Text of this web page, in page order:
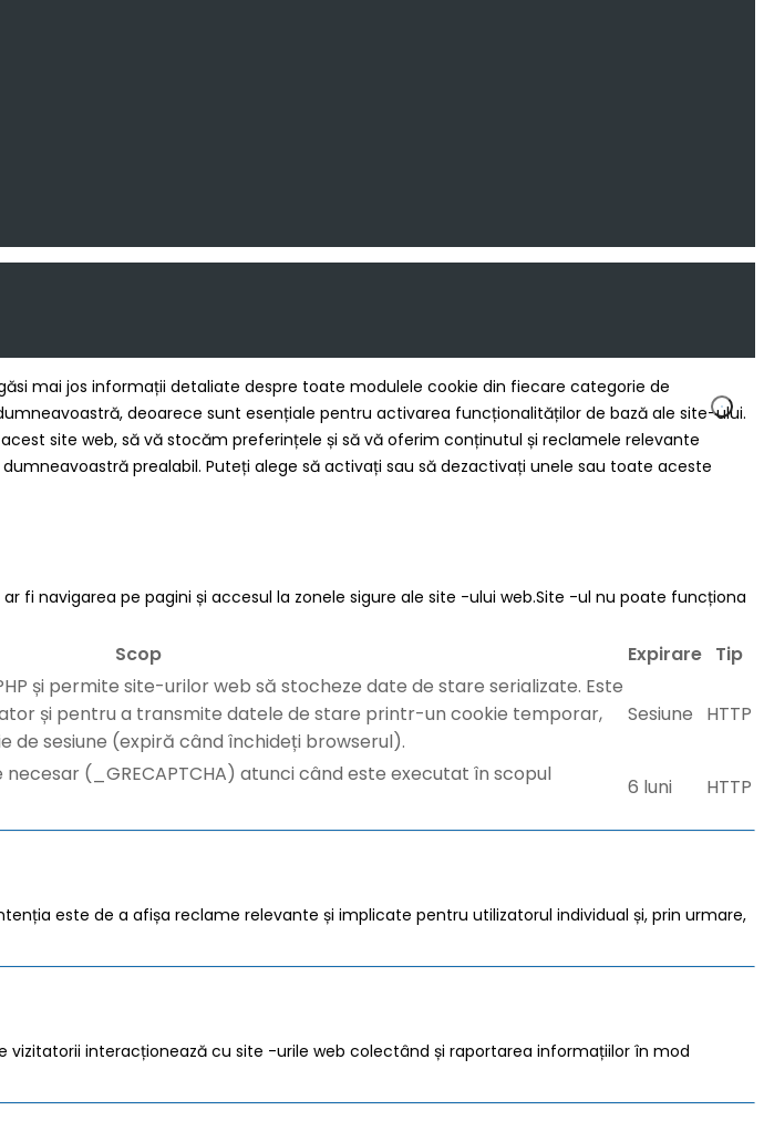
mai jos informații detaliate despre toate modulele cookie din fiecare categorie de
deoarece sunt esențiale pentru activarea funcționalităților de bază ale site-ului.
site web, să vă stocăm preferințele și să vă oferim conținutul și reclamele relevante
prealabil. Puteți alege să activați sau să dezactivați unele sau toate aceste
fi navigarea pe pagini și accesul la zonele sigure ale site -ului web.Site -ul nu poate funcționa
Scop Expirare Tip
și permite site-urilor web să stocheze date de stare serializate. Este
și pentru a transmite datele de stare printr-un cookie temporar,
de sesiune (expiră când închideți browserul).
Sesiune HTTP
(_GRECAPTCHA) atunci când este executat în scopul
6 luni HTTP
este de a afișa reclame relevante și implicate pentru utilizatorul individual și, prin urmare,
interacționează cu site -urile web colectând și raportarea informațiilor în mod